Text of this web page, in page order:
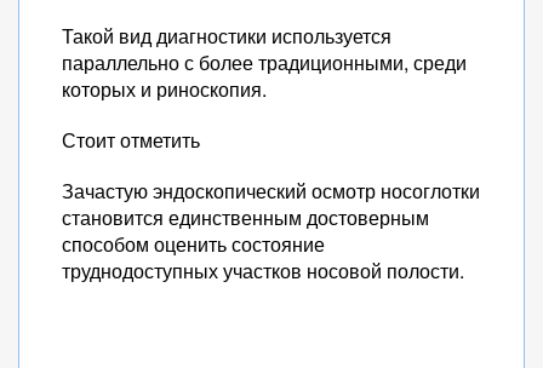
Такой вид диагностики используется
параллельно с более традиционными, среди
которых и риноскопия.
Стоит отметить
Зачастую эндоскопический осмотр носоглотки
становится единственным достоверным
способом оценить состояние
труднодоступных участков носовой полости.